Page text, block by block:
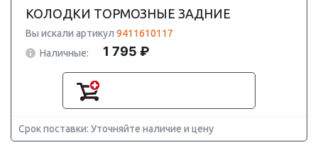
КОЛОДКИ ТОРМОЗНЫЕ ЗАДНИЕ
Вы искали артикул 9411610117
Наличные:
1 795 ₽
Срок поставки: Уточняйте наличие и цену